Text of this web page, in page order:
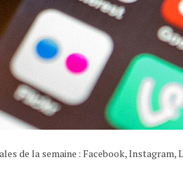
de la semaine : Facebook,